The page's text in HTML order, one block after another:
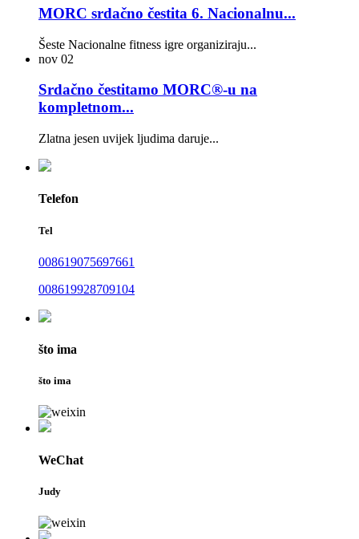
MORC srdačno čestita 6. Nacionalnu...
Šeste Nacionalne fitness igre organiziraju...
nov 02
Srdačno čestitamo MORC®-u na
kompletnom...
Zlatna jesen uvijek ljudima daruje...
Telefon
Tel
008619075697661
008619928709104
što ima
što ima
WeChat
Judy